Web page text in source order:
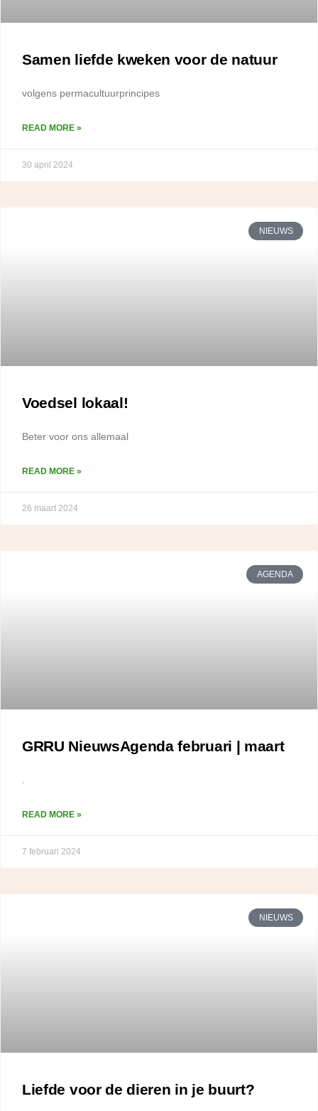
Samen liefde kweken voor de natuur
volgens permacultuurprincipes
READ MORE »
30 april 2024
NIEUWS
Voedsel lokaal!
Beter voor ons allemaal
READ MORE »
26 maart 2024
AGENDA
GRRU NieuwsAgenda februari | maart
READ MORE »
7 februari 2024
NIEUWS
Liefde voor de dieren in je buurt?